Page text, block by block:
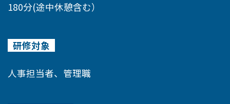
180分(途中休憩含む）
研修対象
人事担当者、管理職